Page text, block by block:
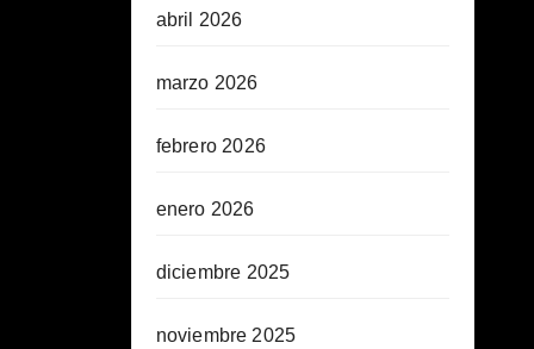
abril 2026
marzo 2026
febrero 2026
enero 2026
diciembre 2025
noviembre 2025